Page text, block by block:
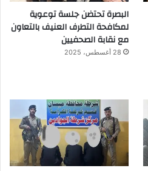
البصرة تحتضن جلسة توعوية
لمكافحة التطرف العنيف بالتعاون
مع نقابة الصحفيين
28 أغسطس، 2025